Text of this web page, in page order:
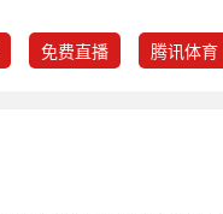
免费直播 腾讯体育